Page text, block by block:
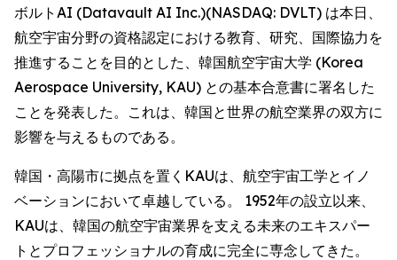
ボルトAI (Datavault AI Inc.)(NASDAQ: DVLT) は本日、
航空宇宙分野の資格認定における教育、研究、国際協力を
推進することを目的とした、韓国航空宇宙大学 (Korea
Aerospace University, KAU) との基本合意書に署名した
ことを発表した。これは、韓国と世界の航空業界の双方に
影響を与えるものである。
韓国・高陽市に拠点を置くKAUは、航空宇宙工学とイノ
ベーションにおいて卓越している。 1952年の設立以来、
KAUは、韓国の航空宇宙業界を支える未来のエキスパー
トとプロフェッショナルの育成に完全に専念してきた。